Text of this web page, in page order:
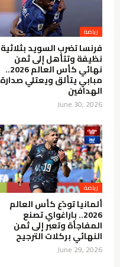
رياضة
فرنسا تضرب السويد بثلاثية
نظيفة وتتأهل إلى ثمن
نهائي كأس العالم 2026..
مبابي يتألق ويعتلي صدارة
الهدافين
June 30, 2026
رياضة
ألمانيا تودّع كأس العالم
2026.. باراغواي تصنع
المفاجأة وتعبر إلى ثمن
النهائي بركلات الترجيح
June 29, 2026